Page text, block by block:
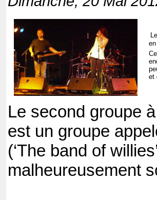
et
Le second groupe
est un groupe
(‘The band of
malheureusement